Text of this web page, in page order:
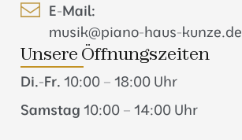
E-Mail:
musik@piano-haus-kunze.de
Unsere Öffnungszeiten
Di.-Fr. 10:00 – 18:00 Uhr
Samstag 10:00 – 14:00 Uhr